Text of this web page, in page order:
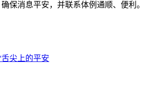
保消息平安，并联系体例通顺、便利。
尖上的平安